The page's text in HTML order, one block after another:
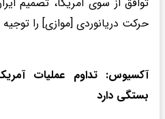
حرکت دریانوردی [موازی] را
آکسیوس: تداوم عملیات
بستگی دارد